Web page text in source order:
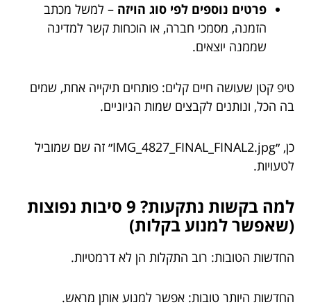
פרטים נוספים לפי סוג הויזה – למשל מכתב
הזמנה, מסמכי חברה, או הוכחות קשר למדינה
שממנה יוצאים.
טיפ קטן שעושה חיים קלים: פותחים תיקייה אחת, שמים
בה הכל, ונותנים לקבצים שמות הגיוניים.
כן, ״IMG_4827_FINAL_FINAL2.jpg״ זה שם שמוביל
לטעויות.
למה בקשות נתקעות? 9 סיבות נפוצות
(שאפשר למנוע בקלות)
החדשות הטובות: רוב התקלות הן לא דרמטיות.
החדשות היותר טובות: אפשר למנוע אותן מראש.